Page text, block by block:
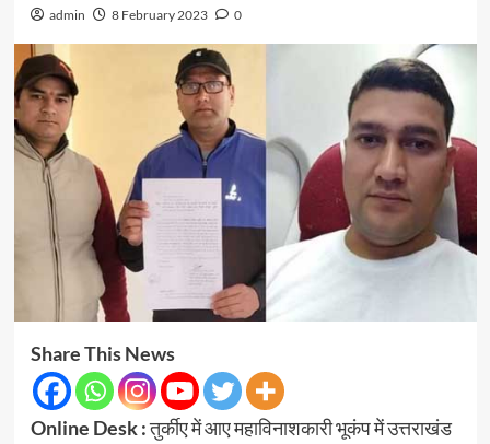
admin 8 February 2023 0
Share This News
Online Desk :तुर्कीए में आए महाविनाशकारी भूकंप में उत्तराखंड